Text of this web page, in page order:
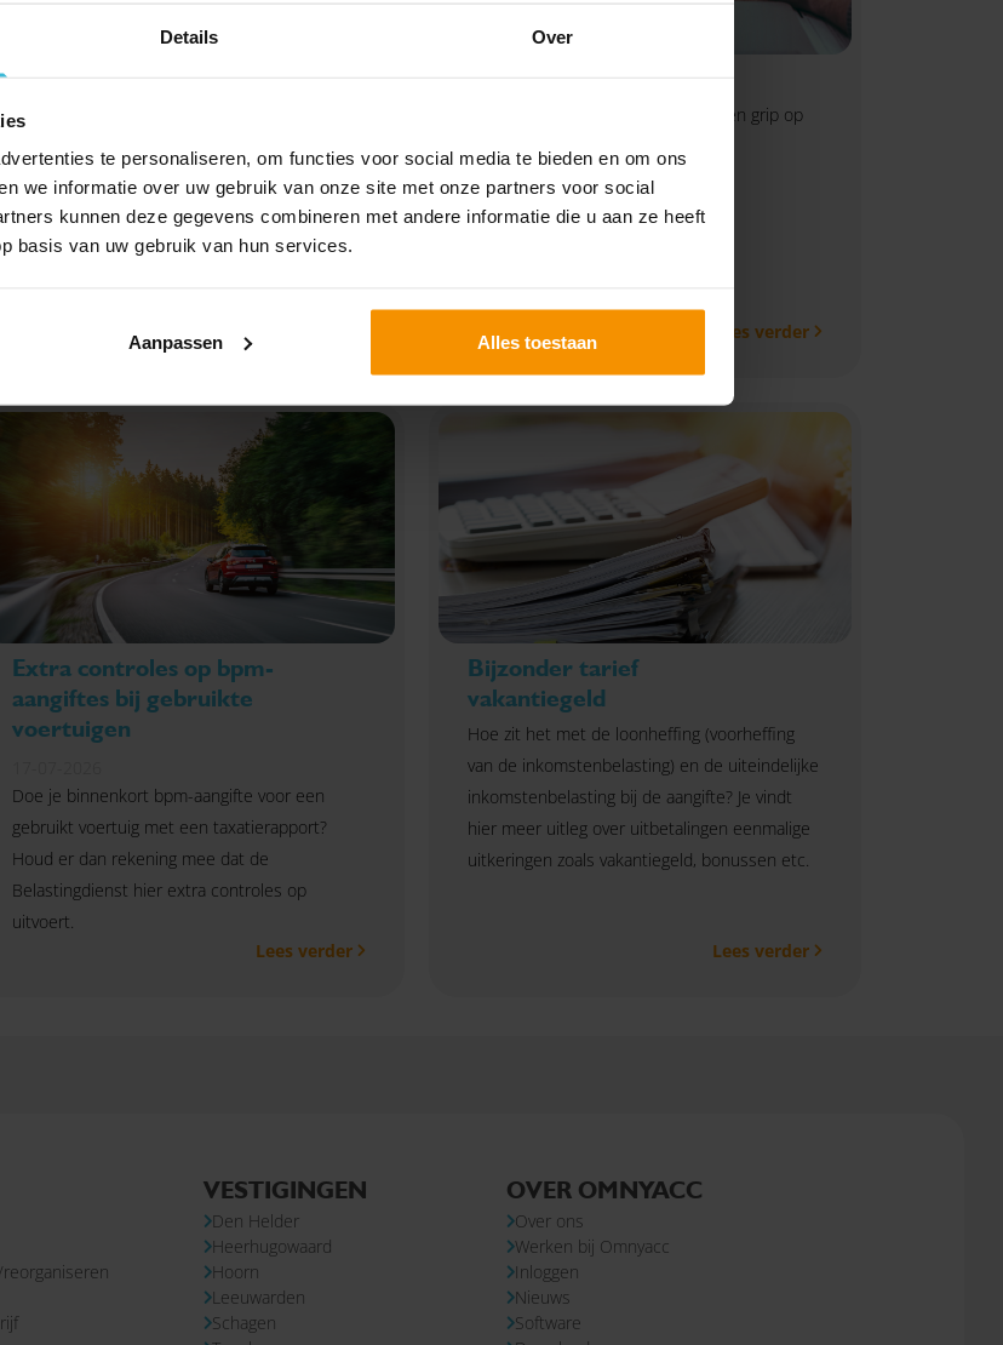
Details Over
te personaliseren, om functies voor social media te bieden en om ons
we informatie over uw gebruik van onze site met onze partners voor social
kunnen deze gegevens combineren met andere informatie die u aan ze heeft
basis van uw gebruik van hun services.
Aanpassen Alles toestaan
Met King Finance heb je overzicht en grip op
Lees verder
Extra controles op bpm-
aangiftes bij gebruikte
voertuigen
Doe je binnenkort bpm-aangifte voor een
gebruikt voertuig met een taxatierapport?
Houd er dan rekening mee dat de
Belastingdienst hier extra controles op
uitvoert.
Lees verder
Bijzonder tarief
vakantiegeld
Hoe zit het met de loonheffing (voorheffing
van de inkomstenbelasting) en de uiteindelijke
inkomstenbelasting bij de aangifte? Je vindt
hier meer uitleg over uitbetalingen eenmalige
uitkeringen zoals vakantiegeld, bonussen etc.
Lees verder
VESTIGINGEN
Den Helder
Heerhugowaard
Hoorn
Leeuwarden
Schagen
OVER OMNYACC
Over ons
Werken bij Omnyacc
Inloggen
Nieuws
Software